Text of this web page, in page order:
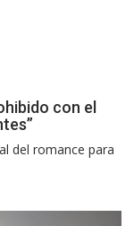
con el
del romance para